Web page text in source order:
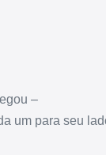
–
um para seu